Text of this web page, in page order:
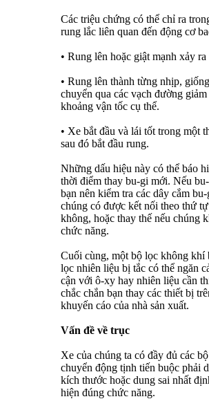
Các triệu chứng có thể chỉ ra
rung lắc liên quan đến động cơ
• Rung lên hoặc giật mạnh xảy
• Rung lên thành từng nhịp,
chuyển qua các vạch đường
khoảng vận tốc cụ thể.
• Xe bắt đầu và lái tốt trong một
sau đó bắt đầu rung.
Những dấu hiệu này có thể báo
thời điểm thay bu-gi mới. Nếu
bạn nên kiểm tra các dây cắm
chúng có được kết nối theo thứ
không, hoặc thay thế nếu chúng
chức năng.
Cuối cùng, một bộ lọc không khí
lọc nhiên liệu bị tắc có thể ngăn
cận với ô-xy hay nhiên liệu cần
chắc chắn bạn thay các thiết bị
khuyến cáo của nhà sản xuất.
Vấn đề về trục
Xe của chúng ta có đầy đủ các
chuyển động tịnh tiến buộc phải
kích thước hoặc dung sai nhất
hiện đúng chức năng.